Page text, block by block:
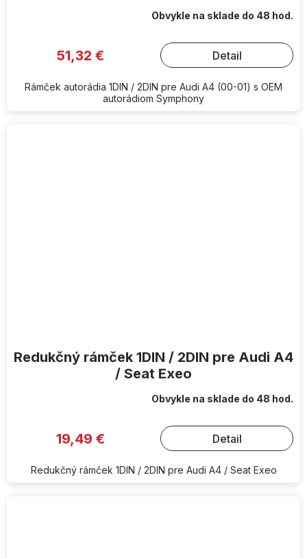
Obvykle na sklade do 48 hod.
51,32 € Detail
Rámček autorádia 1DIN / 2DIN pre Audi A4 (00-01) s OEM
autorádiom Symphony
Redukčný rámček 1DIN / 2DIN pre Audi A4
/ Seat Exeo
Obvykle na sklade do 48 hod.
19,49 € Detail
Redukčný rámček 1DIN / 2DIN pre Audi A4 / Seat Exeo